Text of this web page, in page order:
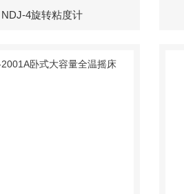
NDJ-4旋转粘度计